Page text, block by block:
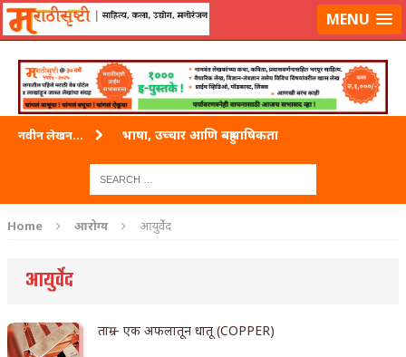
लॉग-इन करा|लेखक नोंदणी कराMENU
नवीन लेखन... भाषा, उच्चार आणि बहुभाषिकता
ताम्र – एक अफलातून धातू (COPPER)
Home आरोग्य आयुर्वेद
आयुर्वेद
ताम्र – एक अफलातून धातू (COPPER)